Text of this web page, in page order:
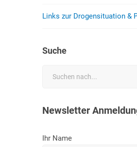
Links zur Drogensituation &
Suche
Newsletter
Ihr Name